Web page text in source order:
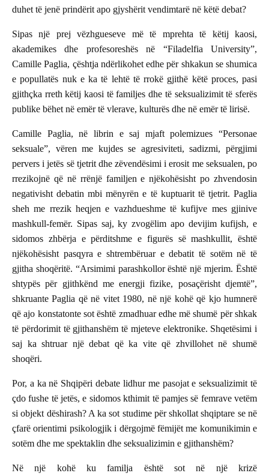
duhet të jenë prindërit apo gjyshërit vendimtarë në këtë debat?
Sipas një prej vëzhgueseve më të mprehta të këtij kaosi,
akademikes dhe profesoreshës në “Filadelfia University”,
Camille Paglia, çështja ndërlikohet edhe për shkakun se shumica
e popullatës nuk e ka të lehtë të rrokë gjithë këtë proces, pasi
gjithçka rreth këtij kaosi të familjes dhe të seksualizimit të sferës
publike bëhet në emër të vlerave, kulturës dhe në emër të lirisë.
Camille Paglia, në librin e saj mjaft polemizues “Personae
seksuale”, vëren me kujdes se agresiviteti, sadizmi, përgjimi
pervers i jetës së tjetrit dhe zëvendësimi i erosit me seksualen, po
rrezikojnë që në rrënjë familjen e njëkohësisht po zhvendosin
negativisht debatin mbi mënyrën e të kuptuarit të tjetrit. Paglia
sheh me rrezik heqjen e vazhdueshme të kufijve mes gjinive
mashkull-femër. Sipas saj, ky zvogëlim apo devijim kufijsh, e
sidomos zhbërja e përditshme e figurës së mashkullit, është
njëkohësisht pasqyra e shtrembëruar e debatit të sotëm në të
gjitha shoqëritë. “Arsimimi parashkollor është një mjerim. Është
shtypës për gjithkënd me energji fizike, posaçërisht djemtë”,
shkruante Paglia që në vitet 1980, në një kohë që kjo humnerë
që ajo konstatonte sot është zmadhuar edhe më shumë për shkak
të përdorimit të gjithanshëm të mjeteve elektronike. Shqetësimi i
saj ka shtruar një debat që ka vite që zhvillohet në shumë
shoqëri.
Por, a ka në Shqipëri debate lidhur me pasojat e seksualizimit të
çdo fushe të jetës, e sidomos kthimit të pamjes së femrave vetëm
si objekt dëshirash? A ka sot studime për shkollat shqiptare se në
çfarë orientimi psikologjik i dërgojmë fëmijët me komunikimin e
sotëm dhe me spektaklin dhe seksualizimin e gjithanshëm?
Në një kohë ku familja është sot në një krizë